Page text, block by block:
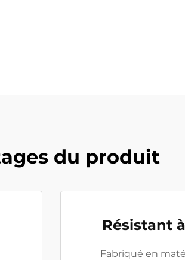
du produit
Résistant
Fabriqué en